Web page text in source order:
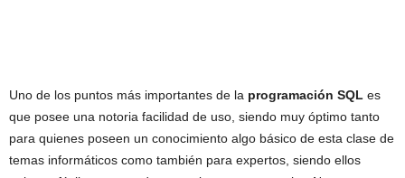
Uno de los puntos más importantes de la programación SQL es
que posee una notoria facilidad de uso, siendo muy óptimo tanto
para quienes poseen un conocimiento algo básico de esta clase de
temas informáticos como también para expertos, siendo ellos